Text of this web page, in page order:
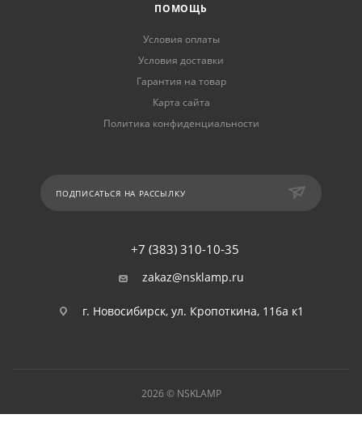
ПОМОЩЬ
Условия оплаты
Условия доставки
Гарантия на товар
Карта сайта
Политика конфиденциальности
ПОДПИСАТЬСЯ НА РАССЫЛКУ
+7 (383) 310-10-35
zakaz@nsklamp.ru
г. Новосибирск, ул. Кропоткина, 116а к1
2026 © NSKLAMP